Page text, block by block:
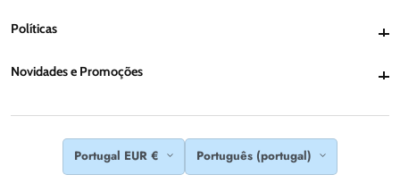
Políticas
Novidades e PromoçõesNovidades e Promoções
Portugal EUR € Português (portugal)